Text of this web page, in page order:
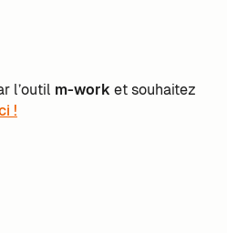
l’outil m-work et souhaitez
!